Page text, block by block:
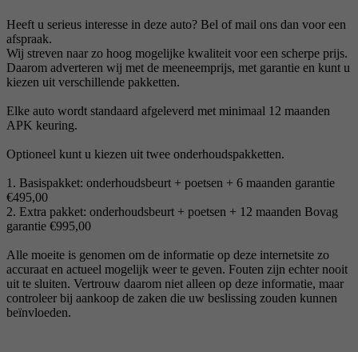
Heeft u serieus interesse in deze auto? Bel of mail ons dan voor een
afspraak.
Wij streven naar zo hoog mogelijke kwaliteit voor een scherpe prijs.
Daarom adverteren wij met de meeneemprijs, met garantie en kunt u
kiezen uit verschillende pakketten.
Elke auto wordt standaard afgeleverd met minimaal 12 maanden
APK keuring.
Optioneel kunt u kiezen uit twee onderhoudspakketten.
1. Basispakket: onderhoudsbeurt + poetsen + 6 maanden garantie
€495,00
2. Extra pakket: onderhoudsbeurt + poetsen + 12 maanden Bovag
garantie €995,00
Alle moeite is genomen om de informatie op deze internetsite zo
accuraat en actueel mogelijk weer te geven. Fouten zijn echter nooit
uit te sluiten. Vertrouw daarom niet alleen op deze informatie, maar
controleer bij aankoop de zaken die uw beslissing zouden kunnen
beïnvloeden.